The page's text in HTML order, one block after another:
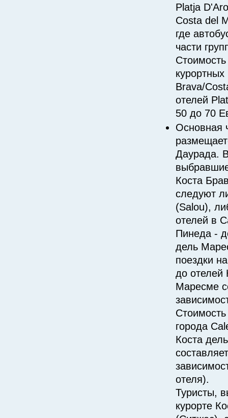
Platja
Costa del
где
части
Стоимость
Brava/
отелей
50 до 70
Основная
Даурада.
Коста
следуют
(Salou),
отелей в
Пинеда -
дель
поездки
до отелей
Маресме
Стоимость
города
Коста
отеля).
Туристы,
курорте